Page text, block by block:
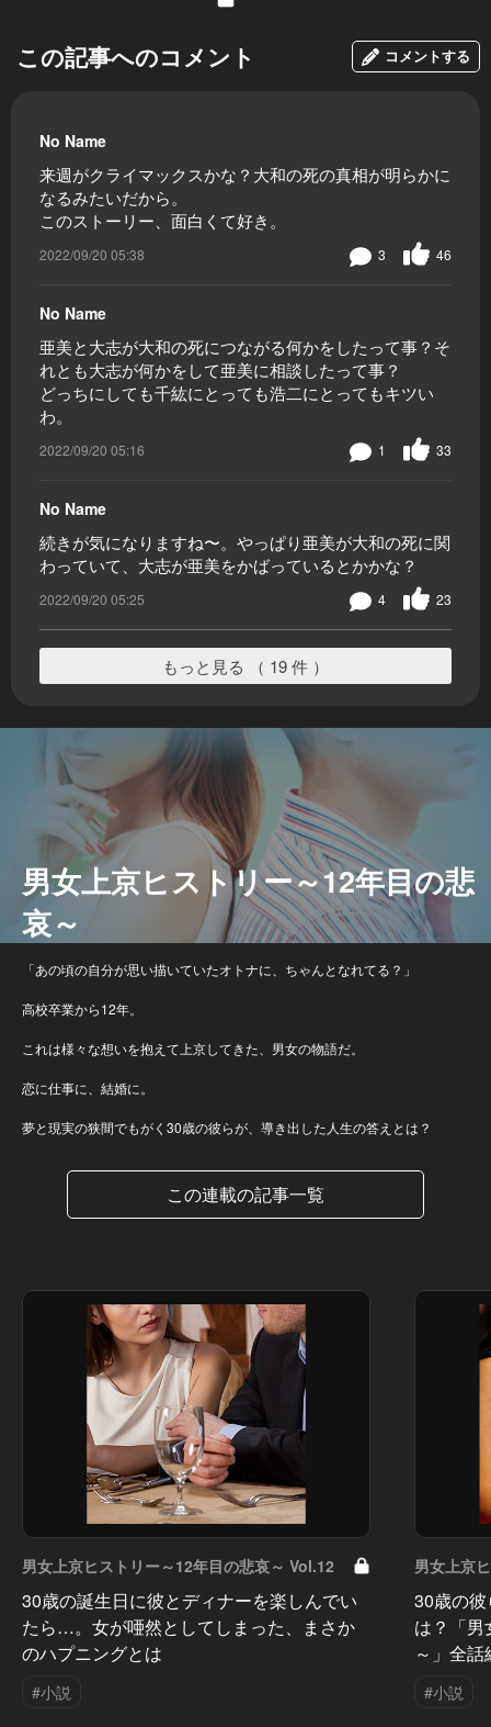
この記事へのコメント コメントする
No Name
来週がクライマックスかな？大和の死の真相が明らかに
なるみたいだから。
このストーリー、面白くて好き。
2022/09/20 05:38 46
3
No Name
亜美と大志が大和の死につながる何かをしたって事？そ
れとも大志が何かをして亜美に相談したって事？
どっちにしても千紘にとっても浩二にとってもキツい
わ。
2022/09/20 05:16 33
1
No Name
続きが気になりますね〜。やっぱり亜美が大和の死に関
わっていて、大志が亜美をかばっているとかかな？
2022/09/20 05:25 23
4
もっと見る （ 19 件 ）
男女上京ヒストリー～12年目の悲
哀～
「あの頃の自分が思い描いていたオトナに、ちゃんとなれてる？」
高校卒業から12年。
これは様々な想いを抱えて上京してきた、男女の物語だ。
恋に仕事に、結婚に。
夢と現実の狭間でもがく30歳の彼らが、導き出した人生の答えとは？
この連載の記事一覧
男女上京ヒストリー～12年目の悲哀～ Vol.12
30歳の誕生日に彼とディナーを楽しんでい
たら…。女が唖然としてしまった、まさか
のハプニングとは
#小説
男女上京
30歳の
は？「
～」全
#小説